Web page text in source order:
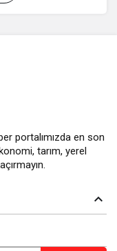
portalımızda en son
tarım, yerel